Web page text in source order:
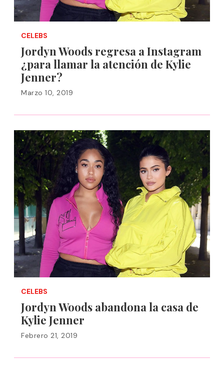
CELEBS
Jordyn Woods regresa a Instagram
¿para llamar la atención de Kylie
Jenner?
Marzo 10, 2019
CELEBS
Jordyn Woods abandona la casa de
Kylie Jenner
Febrero 21, 2019